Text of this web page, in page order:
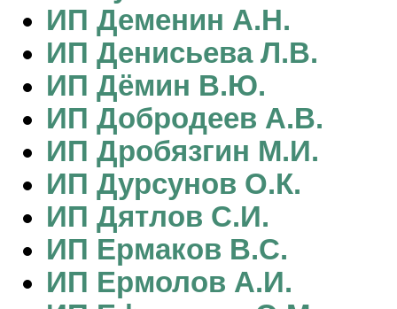
ИП Деменин А.Н.
ИП Денисьева Л.В.
ИП Дёмин В.Ю.
ИП Добродеев А.В.
ИП Дробязгин М.И.
ИП Дурсунов О.К.
ИП Дятлов С.И.
ИП Ермаков В.С.
ИП Ермолов А.И.